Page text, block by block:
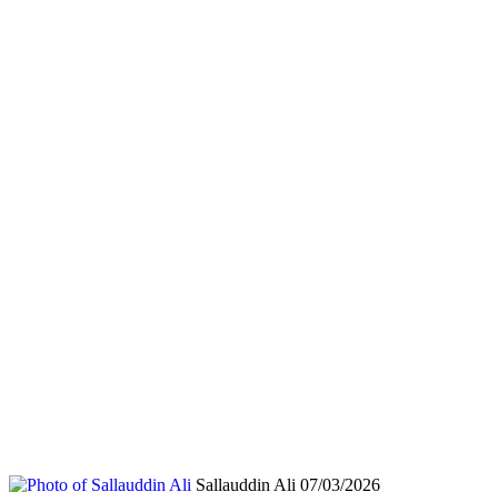
Sallauddin Ali Send
07/03/2026